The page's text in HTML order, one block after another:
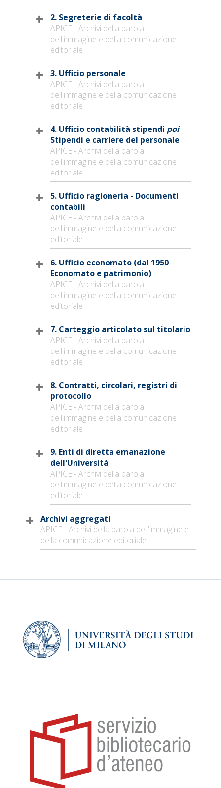
2. Segreterie di facoltà
APICE - Archivi della parola
dell'immagine e della comunicazione
editoriale
3. Ufficio personale
APICE - Archivi della parola
dell'immagine e della comunicazione
editoriale
4. Ufficio contabilità stipendi poi
Stipendi e carriere del personale
APICE - Archivi della parola
dell'immagine e della comunicazione
editoriale
5. Ufficio ragioneria - Documenti
contabili
APICE - Archivi della parola
dell'immagine e della comunicazione
editoriale
6. Ufficio economato (dal 1950
Economato e patrimonio)
APICE - Archivi della parola
dell'immagine e della comunicazione
editoriale
7. Carteggio articolato sul titolario
APICE - Archivi della parola
dell'immagine e della comunicazione
editoriale
8. Contratti, circolari, registri di
protocollo
APICE - Archivi della parola
dell'immagine e della comunicazione
editoriale
9. Enti di diretta emanazione
dell'Università
APICE - Archivi della parola
dell'immagine e della comunicazione
editoriale
Archivi aggregati
APICE - Archivi della parola dell'immagine e
della comunicazione editoriale